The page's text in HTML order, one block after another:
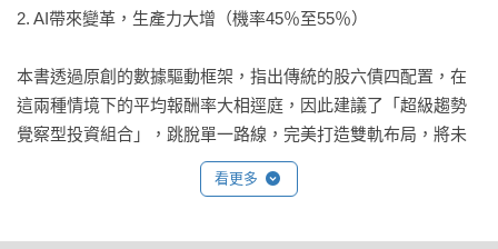
2. AI帶來變革，生產力大增（機率45％至55％）
本書透過原創的數據驅動框架，指出傳統的股六債四配置，在
這兩種情境下的平均報酬率大相逕庭，因此建議了「超級趨勢
覺察型投資組合」，跳脫單一路線，完美打造雙軌布局，將未
來的風險降到最低，教你調整資產配比，打造穩健而前瞻的投
看更多